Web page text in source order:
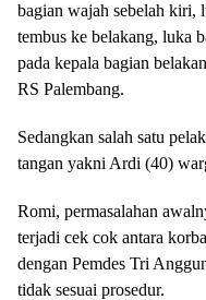
bagian wajah sebelah kiri,
tembus ke belakang, luka
pada kepala bagian
RS Palembang.
Sedangkan salah satu
tangan yakni Ardi (40)
Romi, permasalahan
terjadi cek cok antara
dengan Pemdes Tri
tidak sesuai prosedur.